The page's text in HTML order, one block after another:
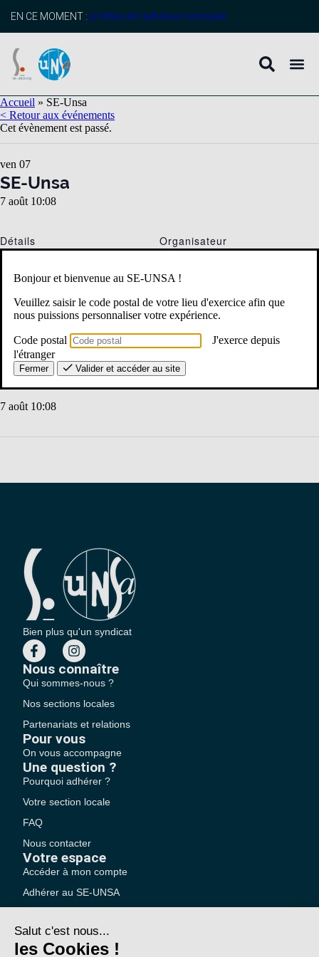
EN CE MOMENT : profitez de l’adhésion anticipée
Accueil » SE-Unsa
< Retour aux événements
Cet évènement est passé.
ven 07
SE-Unsa
7 août 10:08
Détails
7 août 2026
Heure :
10:08
Organisateur
Ajouter au calendrier
7 août 10:08
Bien plus qu'un syndicat
Nous connaître
Qui sommes-nous ?
Nos sections locales
Partenariats et relations
Pour vous
On vous accompagne
Une question ?
Pourquoi adhérer ?
Votre section locale
FAQ
Nous contacter
Votre espace
Accéder à mon compte
Adhérer au SE-UNSA
Bonjour et bienvenue au SE-UNSA !
Veuillez saisir le code postal de votre lieu d'exercice afin que
nous puissions personnaliser votre expérience.
Code postal
J'exerce depuis
l'étranger
Fermer Valider et accéder au site